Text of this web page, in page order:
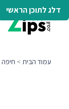
דלג לתוכן הראשי
עמוד הבית > חיפה